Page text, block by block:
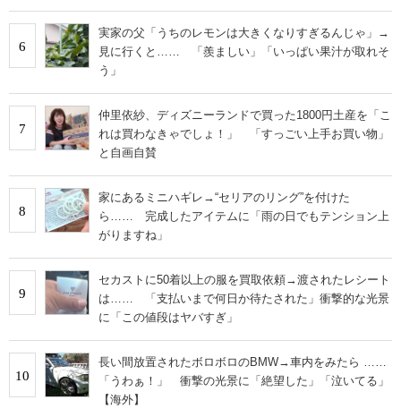
6
実家の父「うちのレモンは大きくなりすぎるんじゃ」→
見に行くと…… 「羨ましい」「いっぱい果汁が取れそ
う」
7
仲里依紗、ディズニーランドで買った1800円土産を「こ
れは買わなきゃでしょ！」 「すっごい上手お買い物」
と自画自賛
8
家にあるミニハギレ→“セリアのリング”を付けた
ら…… 完成したアイテムに「雨の日でもテンション上
がりますね」
9
セカストに50着以上の服を買取依頼→渡されたレシート
は…… 「支払いまで何日か待たされた」衝撃的な光景
に「この値段はヤバすぎ」
10
長い間放置されたボロボロのBMW→車内をみたら ……
「うわぁ！」 衝撃の光景に「絶望した」「泣いてる」
【海外】